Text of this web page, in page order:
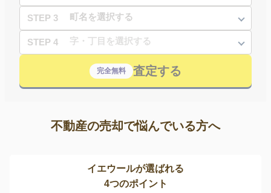
STEP 3
STEP 4
完全無料 査定する
不動産の売却で悩んでいる方へ
イエウールが選ばれる
4つのポイント